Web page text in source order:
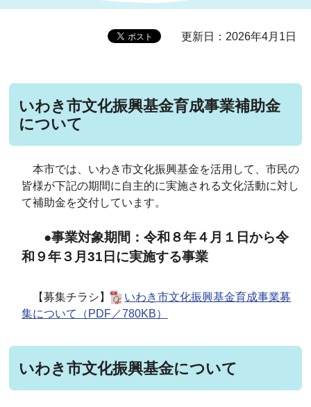
更新日：2026年4月1日
いわき市文化振興基金育成事業補助金
について
本市では、いわき市文化振興基金を活用して、市民の
皆様が下記の期間に自主的に実施される文化活動に対し
て補助金を交付しています。
●事業対象期間：令和８年４月１日から令
和９年３月31日に実施する事業
【募集チラシ】
いわき市文化振興基金育成事業募
集について（PDF／780KB）
いわき市文化振興基金について